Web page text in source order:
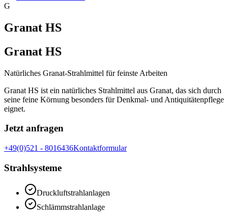
G
Granat HS
Granat HS
Natürliches Granat-Strahlmittel für feinste Arbeiten
Granat HS ist ein natürliches Strahlmittel aus Granat, das sich durch
seine feine Körnung besonders für Denkmal- und Antiquitätenpflege
eignet.
Jetzt anfragen
+49(0)521 - 8016436Kontaktformular
Strahlsysteme
Druckluftstrahlanlagen
Schlämmstrahlanlage